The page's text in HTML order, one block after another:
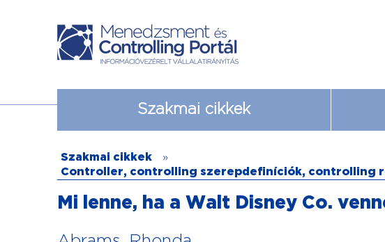
Szakmai cikkek
Szakmai cikkek
»
Controller, controlling szerepdefiníciók, controlling
Mi lenne, ha a Walt Disney Co.